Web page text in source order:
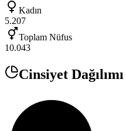
Kadın
5.207
Toplam Nüfus
10.043
Cinsiyet Dağılımı